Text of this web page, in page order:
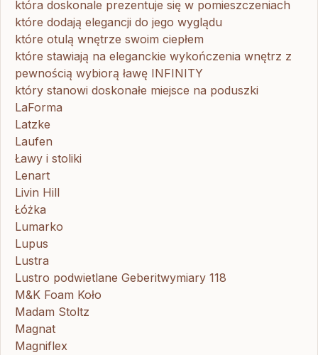
która doskonale prezentuje się w pomieszczeniach
które dodają elegancji do jego wyglądu
które otulą wnętrze swoim ciepłem
które stawiają na eleganckie wykończenia wnętrz z
pewnością wybiorą ławę INFINITY
który stanowi doskonałe miejsce na poduszki
LaForma
Latzke
Laufen
Ławy i stoliki
Lenart
Livin Hill
Łóżka
Lumarko
Lupus
Lustra
Lustro podwietlane Geberitwymiary 118
M&K Foam Koło
Madam Stoltz
Magnat
Magniflex